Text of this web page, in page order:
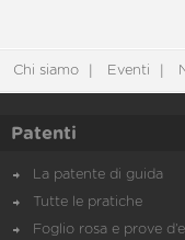
Chi siamo Eventi
Patenti
La patente di guida
Tutte le pratiche
Foglio rosa e prove